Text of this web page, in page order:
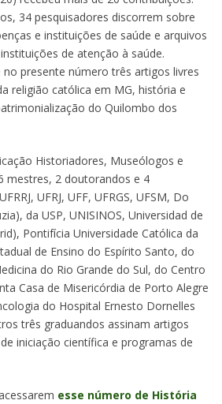
34 pesquisadores discorrem sobre
e instituições de saúde e arquivos
de atenção à saúde.
presente número três artigos livres
religião católica em MG, história e
do Quilombo dos
Historiadores, Museólogos e
mestres, 2 doutorandos e 4
UFRJ, UFF, UFRGS, UFSM, Do
da USP, UNISINOS, Universidad de
Pontifícia Universidade Católica da
de Ensino do Espírito Santo, do
do Rio Grande do Sul, do Centro
Casa de Misericórdia de Porto Alegre
do Hospital Ernesto Dornelles
três graduandos assinam artigos
iniciação científica e programas de
esse número de História